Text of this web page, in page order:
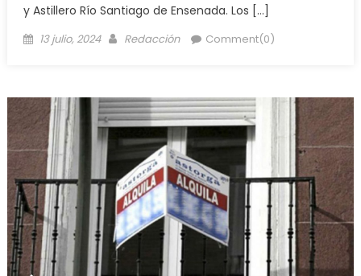
y Astillero Río Santiago de Ensenada. Los […]
13 julio, 2024 Redacción Comment(0)